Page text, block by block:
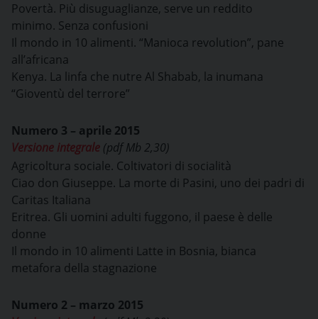
Povertà. Più disuguaglianze, serve un reddito
minimo. Senza confusioni
Il mondo in 10 alimenti. “Manioca revolution”, pane
all’africana
Kenya. La linfa che nutre Al Shabab, la inumana
“Gioventù del terrore”
Numero 3 – aprile 2015
Versione integrale (pdf Mb 2,30)
Agricoltura sociale. Coltivatori di socialità
Ciao don Giuseppe. La morte di Pasini, uno dei padri di
Caritas Italiana
Eritrea. Gli uomini adulti fuggono, il paese è delle
donne
Il mondo in 10 alimenti Latte in Bosnia, bianca
metafora della stagnazione
Numero 2 – marzo 2015